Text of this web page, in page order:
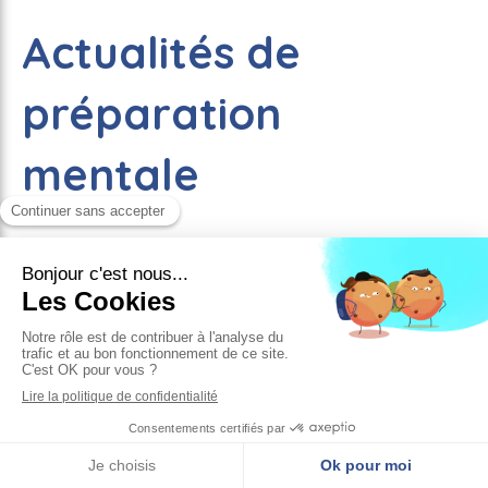
Actualités de
préparation
mentale
voulons faire reconnaître le métier de